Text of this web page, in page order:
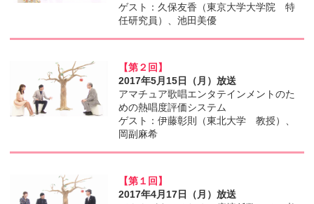
ゲスト：久保友香（東京大学大学院 特
任研究員）、池田美優
【第２回】
2017年5月15日（月）放送
アマチュア歌唱エンタテインメントのた
めの熱唱度評価システム
ゲスト：伊藤彰則（東北大学 教授）、
岡副麻希
【第１回】
2017年4月17日（月）放送